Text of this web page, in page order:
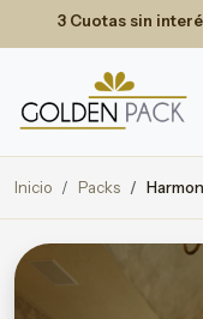
3 Cuotas sin
Inicio Packs